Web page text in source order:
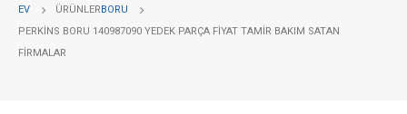
EV ÜRÜNLERBORU
PERKINS BORU 140987090 YEDEK PARÇA FIYAT TAMIR BAKIM SATAN
FIRMALAR